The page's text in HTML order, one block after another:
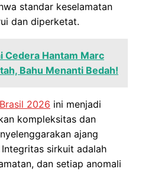
standar keselamatan
dan diperketat.
Cedera Hantam Marc
Bahu Menanti Bedah!
2026 ini menjadi
kompleksitas dan
ajang
sirkuit adalah
dan setiap anomali